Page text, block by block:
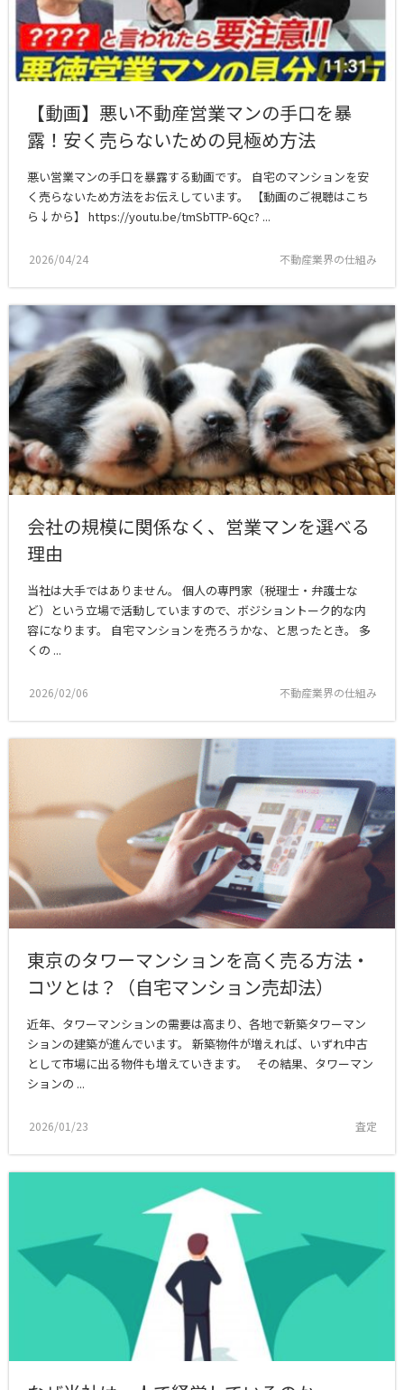
【動画】悪い不動産営業マンの手口を暴
露！安く売らないための見極め方法
悪い営業マンの手口を暴露する動画です。 自宅のマンションを安
く売らないため方法をお伝えしています。 【動画のご視聴はこち
ら↓から】 https://youtu.be/tmSbTTP-6Qc? ...
2026/04/24 不動産業界の仕組み
会社の規模に関係なく、営業マンを選べる
理由
当社は大手ではありません。 個人の専門家（税理士・弁護士な
ど）という立場で活動していますので、ボジショントーク的な内
容になります。 自宅マンションを売ろうかな、と思ったとき。 多
くの ...
2026/02/06 不動産業界の仕組み
東京のタワーマンションを高く売る方法・
コツとは？（自宅マンション売却法）
近年、タワーマンションの需要は高まり、各地で新築タワーマン
ションの建築が進んでいます。 新築物件が増えれば、いずれ中古
として市場に出る物件も増えていきます。 その結果、タワーマン
ションの ...
2026/01/23 査定